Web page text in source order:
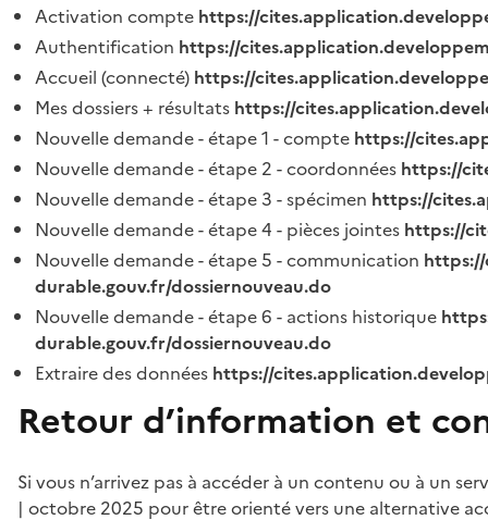
Activation compte https://
Authentification https://
Accueil (connecté) https://
Mes dossiers + résultats https://
Nouvelle demande - étape 1 - compte https://
Nouvelle demande - étape 2 - coordonnées https://
Nouvelle demande - étape 3 - spécimen https://
Nouvelle demande - étape 4 - pièces jointes https://
Nouvelle demande - étape 5 - communication
durable.gouv.fr/dossiernouveau.do
Nouvelle demande - étape 6 - actions historique
durable.gouv.fr/dossiernouveau.do
Extraire des données https://
Retour d’information et
Si vous n’arrivez pas à accéder à un contenu ou à un
| octobre 2025 pour être orienté vers une alternative